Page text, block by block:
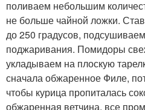
поливаем небольшим
не больше чайной ложки.
до 250 градусов,
поджаривания. Помидоры
укладываем на плоскую
сначала обжаренное Филе,
чтобы курица пропиталась
обжаренная ветчина, все